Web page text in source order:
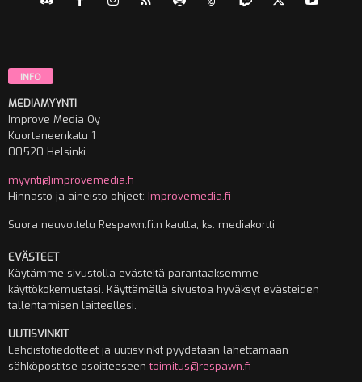
INFO
MEDIAMYYNTI
Improve Media Oy
Kuortaneenkatu 1
00520 Helsinki
myynti@improvemedia.fi
Hinnasto ja aineisto-ohjeet: Improvemedia.fi
Suora neuvottelu Respawn.fi:n kautta, ks. mediakortti
EVÄSTEET
Käytämme sivustolla evästeitä parantaaksemme
käyttökokemustasi. Käyttämällä sivustoa hyväksyt evästeiden
tallentamisen laitteellesi.
UUTISVINKIT
Lehdistötiedotteet ja uutisvinkit pyydetään lähettämään
sähköpostitse osoitteeseentoimitus@respawn.fi